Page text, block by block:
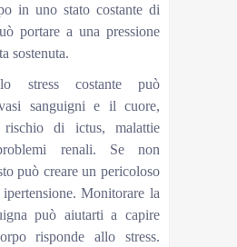
in uno stato costante di
portare a una pressione
sostenuta.
stress costante può
sanguigni e il cuore,
rischio di ictus, malattie
renali. Se non
può creare un pericoloso
Monitorare la
può aiutarti a capire
risponde allo stress.